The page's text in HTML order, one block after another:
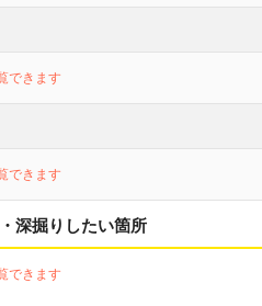
できます
できます
深掘りしたい箇所
できます